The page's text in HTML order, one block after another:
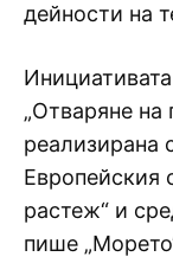
дейности на
„Отваряне
реализирана
Европейския
растеж“ и
пише